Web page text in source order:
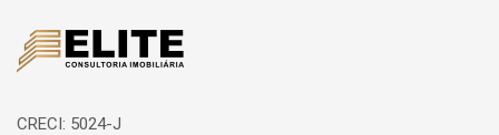
Página inicial
CRECI: 5024-J